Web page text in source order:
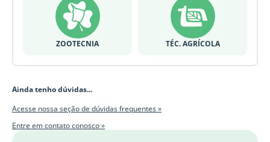
ZOOTECNIA TÉC. AGRÍCOLA
Ainda tenho dúvidas...
Acesse nossa seção de dúvidas frequentes »
Entre em contato conosco »